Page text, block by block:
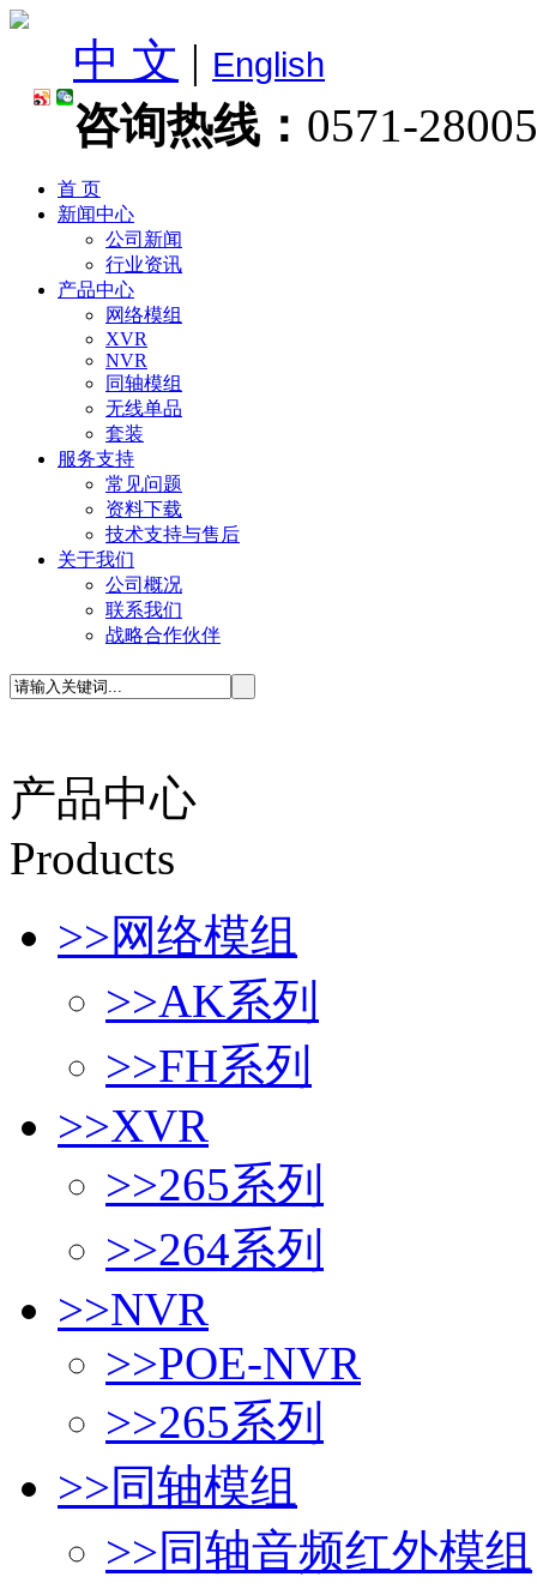
中 文 | English
咨询热线： 0571-
首 页
新闻中心
公司新闻
行业资讯
产品中心
网络模组
XVR
NVR
同轴模组
无线单品
套装
服务支持
常见问题
资料下载
技术支持与售后
关于我们
公司概况
联系我们
战略合作伙伴
产品中心
Products
>>网络模组
>>AK系列
>>FH系列
>>XVR
>>265系列
>>264系列
>>NVR
>>POE-NVR
>>265系列
>>同轴模组
>>同轴音频红外模组